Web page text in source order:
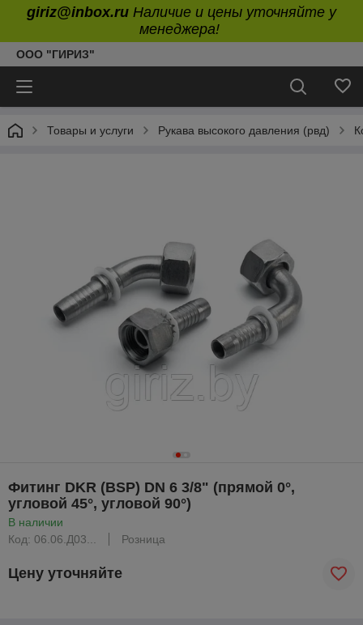
giriz@inbox.ru Наличие и цены уточняйте у
менеджера!
ООО "ГИРИЗ"
Товары и услуги Рукава высокого давления (рвд)
Фитинг DKR (BSP) DN 6 3/8" (прямой 0°,
угловой 45°, угловой 90°)
В наличии
Код: 06.06.Д03...
Розница
Цену уточняйте